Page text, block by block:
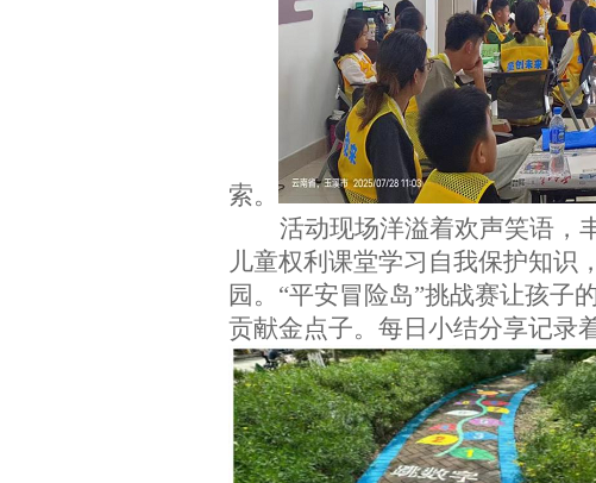
索。
活动现场洋溢着欢声笑语，
儿童权利课堂学习自我保护知识
园。 “平安冒险岛”挑战赛让孩子
贡献金点子。每日小结分享记录